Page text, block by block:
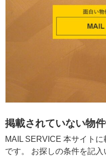
掲載されていない物
MAIL SERVICE 本サイト
です。 お探しの条件を記